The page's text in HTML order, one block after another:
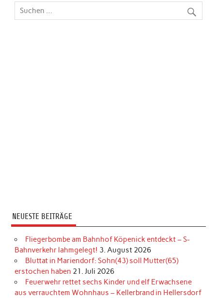
NEUESTE BEITRÄGE
Fliegerbombe am Bahnhof Köpenick entdeckt – S-
Bahnverkehr lahmgelegt! 3. August 2026
Bluttat in Mariendorf: Sohn(43) soll Mutter(65)
erstochen haben 21. Juli 2026
Feuerwehr rettet sechs Kinder und elf Erwachsene
aus verrauchtem Wohnhaus – Kellerbrand in Hellersdorf